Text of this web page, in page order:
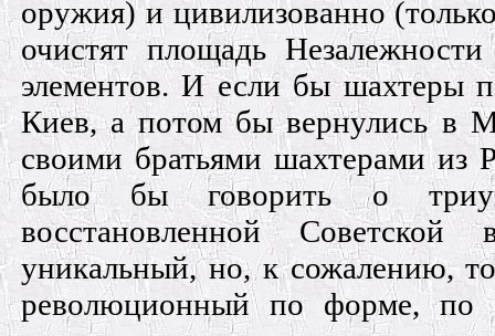
оружия) и цивилизованно
очистят площадь
элементов. И если бы шахтеры
Киев, а потом бы вернулись в
своими братьями шахтерами из
было бы говорить о
восстановленной
уникальный, но, к сожалению,
революционный по форме, по